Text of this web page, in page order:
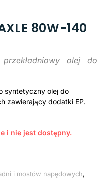
80W-140
olej do
syntetyczny olej do
zawierający dodatki EP.
i nie jest dostępny.
i mostów napędowych,